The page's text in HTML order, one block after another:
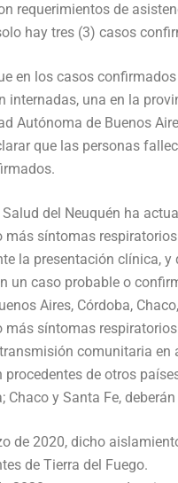
requerimientos de
hay tres (3) casos
en los casos
internadas, una en la
Autónoma de Buenos
que las personas
Salud del Neuquén ha
más síntomas
la presentación clínica,
un caso probable o
Aires, Córdoba,
más síntomas
comunitaria
procedentes de otros
Chaco y Santa Fe,
de 2020, dicho
de Tierra del Fuego.